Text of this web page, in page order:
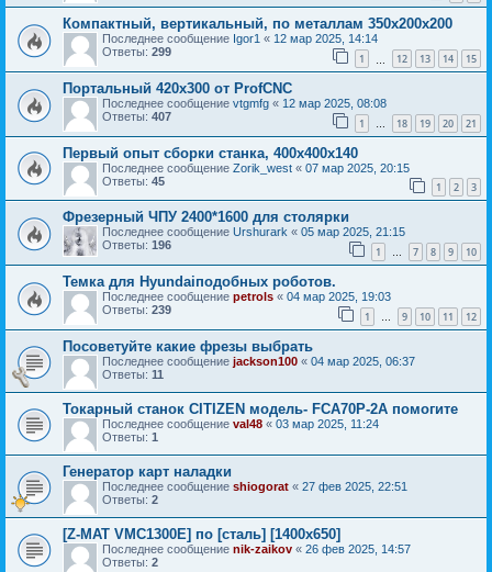
Компактный, вертикальный, по металлам 350х200х200
Последнее сообщение Igor1 « 12 мар 2025, 14:14
Ответы: 299 1 12 13 14 15
Портальный 420x300 от ProfCNC
Последнее сообщение vtgmfg « 12 мар 2025, 08:08
Ответы: 407 1 … 18 19 20 21
Первый опыт сборки станка, 400х400х140
Последнее сообщение Zorik_west « 07 мар 2025, 20:15
Ответы: 45 1 2 3
Фрезерный ЧПУ 2400*1600 для столярки
Последнее сообщение Urshurark « 05 мар 2025, 21:15
Ответы: 196 1 … 7 8 9 10
Темка для Hyundaiподобных роботов.
Последнее сообщение petrols « 04 мар 2025, 19:03
Ответы: 239 1 … 9 10 11 12
Посоветуйте какие фрезы выбрать
Последнее сообщение jackson100 « 04 мар 2025, 06:37
Ответы: 11
Токарный станок CITIZEN модель- FCA70P-2A помогите
Последнее сообщение val48 « 03 мар 2025, 11:24
Ответы: 1
Генератор карт наладки
Последнее сообщение shiogorat « 27 фев 2025, 22:51
Ответы: 2
[Z-MAT VMC1300E] по [сталь] [1400х650]
Последнее сообщение nik-zaikov « 26 фев 2025, 14:57
Ответы: 2